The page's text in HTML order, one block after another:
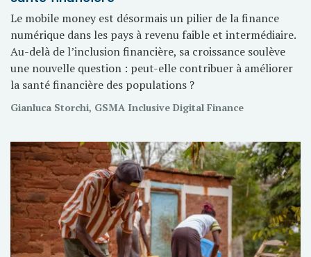
Le mobile money est désormais un pilier de la finance
numérique dans les pays à revenu faible et intermédiaire.
Au-delà de l’inclusion financière, sa croissance soulève
une nouvelle question : peut-elle contribuer à améliorer
la santé financière des populations ?
Gianluca Storchi, GSMA Inclusive Digital Finance